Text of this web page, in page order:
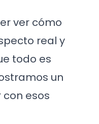
ver cómo
real y
todo es
un
con esos